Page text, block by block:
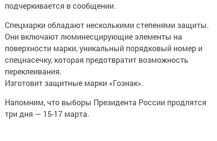
подчеркивается в сообщении.
Спецмарки обладают несколькими степенями защиты.
Они включают люминесцирующие элементы на
поверхности марки, уникальный порядковый номер и
спецнасечку, которая предотвратит возможность
переклеивания.
Изготовит защитные марки «Гознак».
Напомним, что выборы Президента России продлятся
три дня — 15-17 марта.